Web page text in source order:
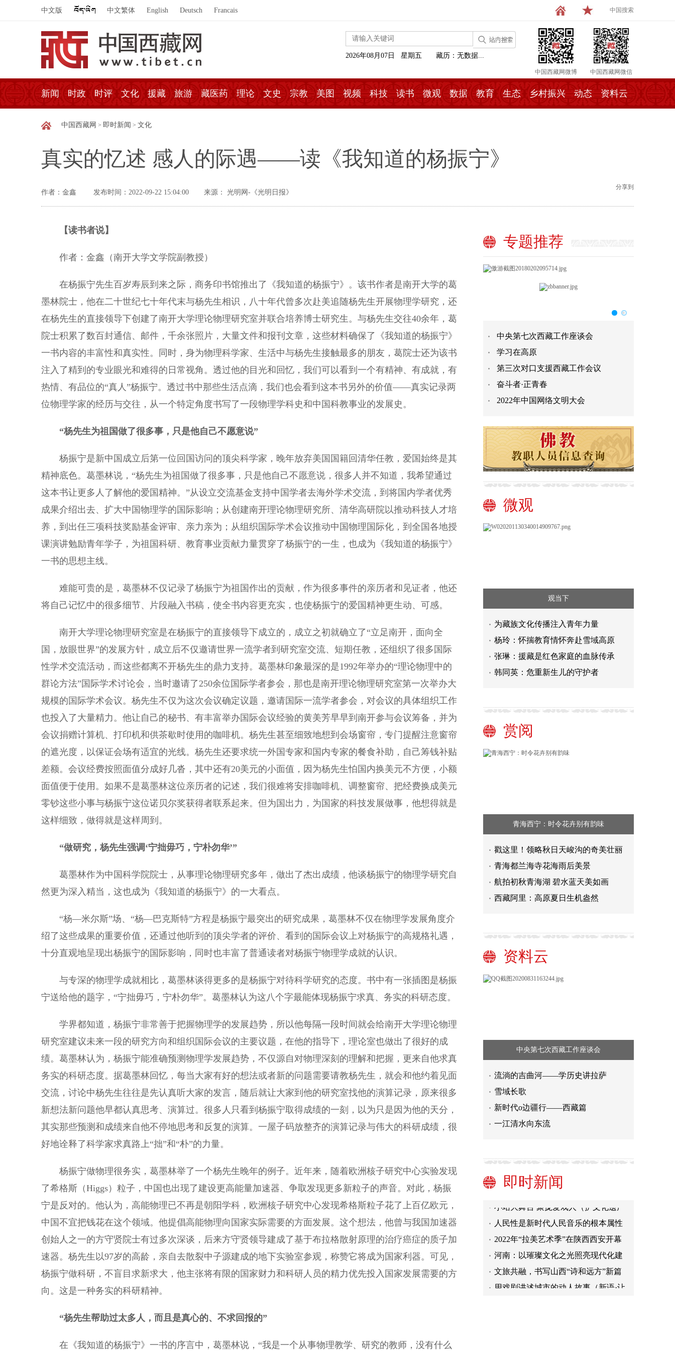
中文版 中文繁体 English Deutsch Francais 中国搜索
中国西藏网微博 中国西藏网微信
2026年08月07日 星期五 藏历：无数据...
新闻 时政 时评 文化 援藏 旅游 藏医药 理论 文史 宗教 美图 视频 科技 读书 微观 数据 教育 生态 乡村振兴 动态 资料云
中国西藏网 > 即时新闻 > 文化
真实的忆述 感人的际遇——读《我知道的杨振宁》
作者：金鑫 发布时间：2022-09-22 15:04:00 来源： 光明网-《光明日报》
分享到
【读书者说】
作者：金鑫（南开大学文学院副教授）
在杨振宁先生百岁寿辰到来之际，商务印书馆推出了《我知道的杨振宁》。该书作者是南开大学的葛
墨林院士，他在二十世纪七十年代末与杨先生相识，八十年代曾多次赴美追随杨先生开展物理学研究，还
在杨先生的直接领导下创建了南开大学理论物理研究室并联合培养博士研究生。与杨先生交往40余年，葛
院士积累了数百封通信、邮件，千余张照片，大量文件和报刊文章，这些材料确保了《我知道的杨振宁》
一书内容的丰富性和真实性。同时，身为物理科学家、生活中与杨先生接触最多的朋友，葛院士还为该书
注入了精到的专业眼光和难得的日常视角。透过他的目光和回忆，我们可以看到一个有精神、有成就，有
热情、有品位的“真人”杨振宁。透过书中那些生活点滴，我们也会看到这本书另外的价值——真实记录两
位物理学家的经历与交往，从一个特定角度书写了一段物理学科史和中国科教事业的发展史。
“杨先生为祖国做了很多事，只是他自己不愿意说”
杨振宁是新中国成立后第一位回国访问的顶尖科学家，晚年放弃美国国籍回清华任教，爱国始终是其
精神底色。葛墨林说，“杨先生为祖国做了很多事，只是他自己不愿意说，很多人并不知道，我希望通过
这本书让更多人了解他的爱国精神。”从设立交流基金支持中国学者去海外学术交流，到将国内学者优秀
成果介绍出去、扩大中国物理学的国际影响；从创建南开理论物理研究所、清华高研院以推动科技人才培
养，到出任三项科技奖励基金评审、亲力亲为；从组织国际学术会议推动中国物理国际化，到全国各地授
课演讲勉励青年学子，为祖国科研、教育事业贡献力量贯穿了杨振宁的一生，也成为《我知道的杨振宁》
一书的思想主线。
难能可贵的是，葛墨林不仅记录了杨振宁为祖国作出的贡献，作为很多事件的亲历者和见证者，他还
将自己记忆中的很多细节、片段融入书稿，使全书内容更充实，也使杨振宁的爱国精神更生动、可感。
南开大学理论物理研究室是在杨振宁的直接领导下成立的，成立之初就确立了“立足南开，面向全
国，放眼世界”的发展方针，成立后不仅邀请世界一流学者到研究室交流、短期任教，还组织了很多国际
性学术交流活动，而这些都离不开杨先生的鼎力支持。葛墨林印象最深的是1992年举办的“理论物理中的
群论方法”国际学术讨论会，当时邀请了250余位国际学者参会，那也是南开理论物理研究室第一次举办大
规模的国际学术会议。杨先生不仅为这次会议确定议题，邀请国际一流学者参会，对会议的具体组织工作
也投入了大量精力。他让自己的秘书、有丰富举办国际会议经验的黄美芳早早到南开参与会议筹备，并为
会议捐赠计算机、打印机和供茶歇时使用的咖啡机。杨先生甚至细致地想到会场窗帘，专门提醒注意窗帘
的遮光度，以保证会场有适宜的光线。杨先生还要求统一外国专家和国内专家的餐食补助，自己筹钱补贴
差额。会议经费按照面值分成好几沓，其中还有20美元的小面值，因为杨先生怕国内换美元不方便，小额
面值便于使用。如果不是葛墨林这位亲历者的记述，我们很难将安排咖啡机、调整窗帘、把经费换成美元
零钞这些小事与杨振宁这位诺贝尔奖获得者联系起来。但为国出力，为国家的科技发展做事，他想得就是
这样细致，做得就是这样周到。
“做研究，杨先生强调‘宁拙毋巧，宁朴勿华’”
葛墨林作为中国科学院院士，从事理论物理研究多年，做出了杰出成绩，他谈杨振宁的物理学研究自
然更为深入精当，这也成为《我知道的杨振宁》的一大看点。
“杨—米尔斯”场、“杨—巴克斯特”方程是杨振宁最突出的研究成果，葛墨林不仅在物理学发展角度介
绍了这些成果的重要价值，还通过他听到的顶尖学者的评价、看到的国际会议上对杨振宁的高规格礼遇，
十分直观地呈现出杨振宁的国际影响，同时也丰富了普通读者对杨振宁物理学成就的认识。
与专深的物理学成就相比，葛墨林谈得更多的是杨振宁对待科学研究的态度。书中有一张插图是杨振
宁送给他的题字，“宁拙毋巧，宁朴勿华”。葛墨林认为这八个字最能体现杨振宁求真、务实的科研态度。
学界都知道，杨振宁非常善于把握物理学的发展趋势，所以他每隔一段时间就会给南开大学理论物理
研究室建议未来一段的研究方向和组织国际会议的主要议题，在他的指导下，理论室也做出了很好的成
绩。葛墨林认为，杨振宁能准确预测物理学发展趋势，不仅源自对物理深刻的理解和把握，更来自他求真
务实的科研态度。据葛墨林回忆，每当大家有好的想法或者新的问题需要请教杨先生，就会和他约着见面
交流，讨论中杨先生往往是先认真听大家的发言，随后就让大家到他的研究室找他的演算记录，原来很多
新想法新问题他早都认真思考、演算过。很多人只看到杨振宁取得成绩的一刻，以为只是因为他的天分，
其实那些预测和成绩来自他不停地思考和反复的演算。一屋子码放整齐的演算记录与伟大的科研成绩，很
好地诠释了科学家求真路上“拙”和“朴”的力量。
杨振宁做物理很务实，葛墨林举了一个杨先生晚年的例子。近年来，随着欧洲核子研究中心实验发现
了希格斯（Higgs）粒子，中国也出现了建设更高能量加速器、争取发现更多新粒子的声音。对此，杨振
宁是反对的。他认为，高能物理已不再是朝阳学科，欧洲核子研究中心发现希格斯粒子花了上百亿欧元，
中国不宜把钱花在这个领域。他提倡高能物理向国家实际需要的方面发展。这个想法，他曾与我国加速器
创始人之一的方守贤院士有过多次深谈，后来方守贤领导建成了基于布拉格散射原理的治疗癌症的质子加
速器。杨先生以97岁的高龄，亲自去散裂中子源建成的地下实验室参观，称赞它将成为国家利器。可见，
杨振宁做科研，不盲目求新求大，他主张将有限的国家财力和科研人员的精力优先投入国家发展需要的方
向。这是一种务实的科研精神。
“杨先生帮助过太多人，而且是真心的、不求回报的”
在《我知道的杨振宁》一书的序言中，葛墨林说，“我是一个从事物理教学、研究的教师，没有什么
专题推荐
中央第七次西藏工作座谈会
学习在高原
第三次对口支援西藏工作会议
奋斗者·正青春
2022年中国网络文明大会
微观
观当下
为藏族文化传播注入青年力量
杨玲：怀揣教育情怀奔赴雪域高原
张琳：援藏是红色家庭的血脉传承
韩同英：危重新生儿的守护者
赏阅
青海西宁：时令花卉别有韵味
戳这里！领略秋日天峻沟的奇美壮丽
青海都兰海寺花海雨后美景
航拍初秋青海湖 碧水蓝天美如画
西藏阿里：高原夏日生机盎然
资料云
中央第七次西藏工作座谈会
流淌的吉曲河——学历史讲拉萨
雪域长歌
新时代o边疆行——西藏篇
一江清水向东流
即时新闻
【央视快评】践行全球安全倡议 推动
构建人类命运共同体
中国平安·居家养老品牌发布会即将盛
彰时代新义）
人民性是新时代人民音乐的根本属性
2022年“拉美艺术季”在陕西西安开幕
河南：以璀璨文化之光照亮现代化建
设之路
文旅共融，书写山西“诗和远方”新篇
章
用戏剧讲述城市的动人故事（新语·让